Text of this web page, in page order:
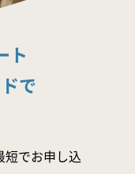
ト
で
短でお申し込